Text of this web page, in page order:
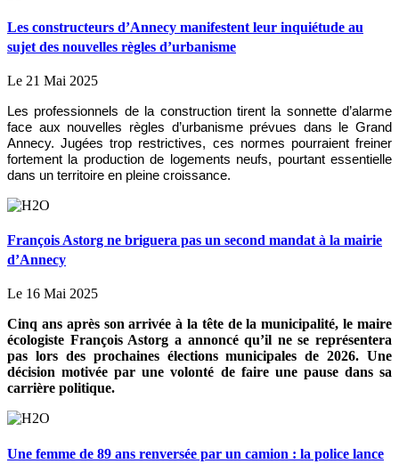
Les constructeurs d’Annecy manifestent leur inquiétude au
sujet des nouvelles règles d’urbanisme
Le 21 Mai 2025
Les professionnels de la construction tirent la sonnette d’alarme
face aux nouvelles règles d’urbanisme prévues dans le Grand
Annecy. Jugées trop restrictives, ces normes pourraient freiner
fortement la production de logements neufs, pourtant essentielle
dans un territoire en pleine croissance.
François Astorg ne briguera pas un second mandat à la mairie
d’Annecy
Le 16 Mai 2025
Cinq ans après son arrivée à la tête de la municipalité, le maire
écologiste François Astorg a annoncé qu’il ne se représentera
pas lors des prochaines élections municipales de 2026. Une
décision motivée par une volonté de faire une pause dans sa
carrière politique.
Une femme de 89 ans renversée par un camion : la police lance